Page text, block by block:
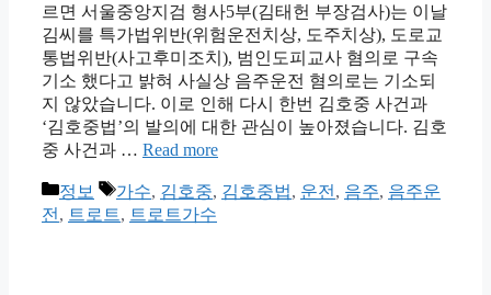
르면 서울중앙지검 형사5부(김태헌 부장검사)는 이날
김씨를 특가법위반(위험운전치상, 도주치상), 도로교
통법위반(사고후미조치), 범인도피교사 혐의로 구속
기소 했다고 밝혀 사실상 음주운전 혐의로는 기소되
지 않았습니다. 이로 인해 다시 한번 김호중 사건과
‘김호중법’의 발의에 대한 관심이 높아졌습니다. 김호
중 사건과 … Read more
카
테
정보
태
그
가수, 김호중, 김호중법, 운전 , 음주, 음주운
전 , 트로트, 트로트가수